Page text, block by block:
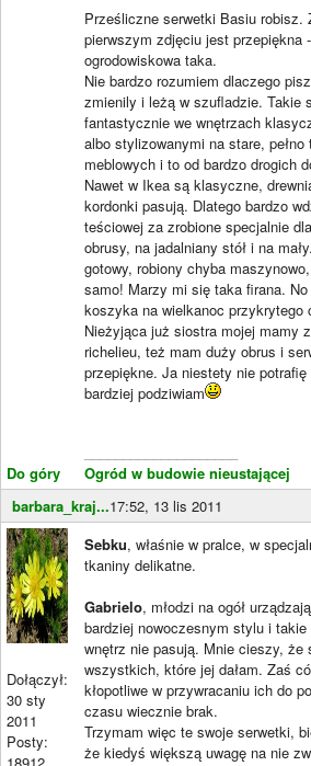
Do góry
Prześliczne serwetki Basiu robisz.
pierwszym zdjęciu jest przepiękna
ogrodowiskowa taka.
Nie bardzo rozumiem dlaczego
zmienily i leżą w szufladzie. Takie
fantastycznie we wnętrzach
albo stylizowanymi na stare,
meblowych i to od bardzo drogich
Nawet w Ikea są klasyczne,
kordonki pasują. Dlatego bardzo
teściowej za zrobione specjalnie
obrusy, na jadalniany stół i na
gotowy, robiony chyba
samo! Marzy mi się taka firana.
koszyka na wielkanoc przykrytego
Nieżyjąca już siostra mojej mamy
richelieu, też mam duży obrus i
przepiękne. Ja niestety nie
bardziej podziwiam
Ogród w budowie nieustającej
barbara_kraj...17:52, 13 lis 2011
Dołączył:
30 sty
2011
Posty:
Sebku, właśnie w pralce, w
tkaniny delikatne.
Gabrielo, młodzi na ogół
bardziej nowoczesnym stylu i
wnętrz nie pasują. Mnie cieszy, że
wszystkich, które jej dałam. Zaś
kłopotliwe w przywracaniu ich do
czasu wiecznie brak.
Trzymam więc te swoje serwetki,
że kiedyś większą uwagę na nie